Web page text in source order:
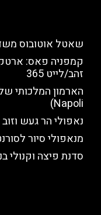
שאטל אוטובוס
זהב/לייט 365
Napoli)
נאפולי הר געש
מנאפולי סיור
סדנת פיצה וקנולי